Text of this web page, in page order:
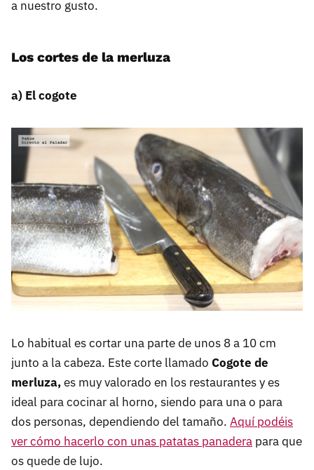
a nuestro gusto.
Los cortes de la merluza
a) El cogote
Lo habitual es cortar una parte de unos 8 a 10 cm
junto a la cabeza. Este corte llamado Cogote de
merluza,es muy valorado en los restaurantes y es
ideal para cocinar al horno, siendo para una o para
dos personas, dependiendo del tamaño. Aquí podéis
ver cómo hacerlo con unas patatas panadera para que
os quede de lujo.